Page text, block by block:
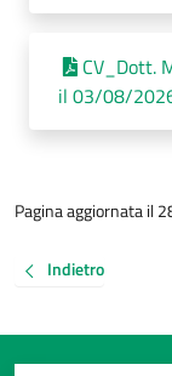
CV_Dott.
il 03/08/
Pagina aggiornata il
Indietro